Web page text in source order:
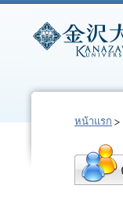
หน้าแรก